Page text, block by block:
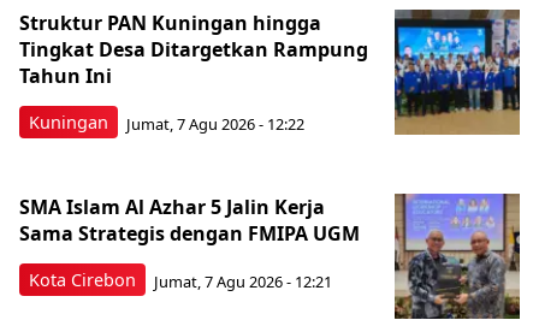
Kuningan
Struktur PAN Kuningan hingga
Tingkat Desa Ditargetkan Rampung
Tahun Ini
Jumat, 7 Agu 2026 - 12:22
Kota Cirebon
SMA Islam Al Azhar 5 Jalin Kerja
Sama Strategis dengan FMIPA UGM
Jumat, 7 Agu 2026 - 12:21